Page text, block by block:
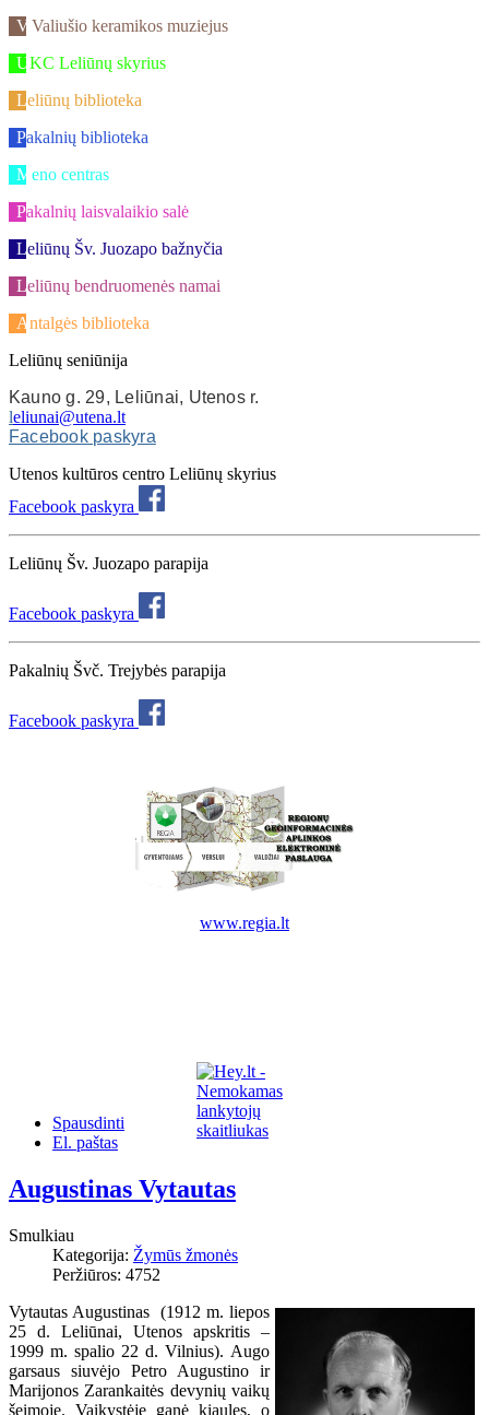
V.Valiušio keramikos muziejus
UKC Leliūnų skyrius
Leliūnų biblioteka
Pakalnių biblioteka
Meno centras
Pakalnių laisvalaikio salė
Leliūnų Šv. Juozapo bažnyčia
Leliūnų bendruomenės namai
Antalgės biblioteka
Leliūnų seniūnija
Kauno g. 29, Leliūnai, Utenos r.
leliunai@utena.lt
Facebook paskyra
Utenos kultūros centro Leliūnų skyrius
Facebook paskyra
Leliūnų Šv. Juozapo parapija
Facebook paskyra
Pakalnių Švč. Trejybės parapija
Facebook paskyra
www.regia.lt
Spausdinti
El. paštas
Augustinas Vytautas
Smulkiau
Kategorija: Žymūs žmonės
Peržiūros: 4752
Vytautas Augustinas (1912 m. liepos
25 d. Leliūnai, Utenos apskritis –
1999 m. spalio 22 d. Vilnius). Augo
garsaus siuvėjo Petro Augustino ir
Marijonos Zarankaitės devynių vaikų
šeimoje. Vaikystėje ganė kiaules, o